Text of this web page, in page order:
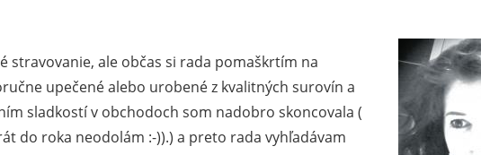
stravovanie, ale občas si rada pomaškrtím na
upečené alebo urobené z kvalitných surovín a
sladkostí v obchodoch som nadobro skoncovala (
do roka neodolám :-)).) a preto rada vyhľadávam